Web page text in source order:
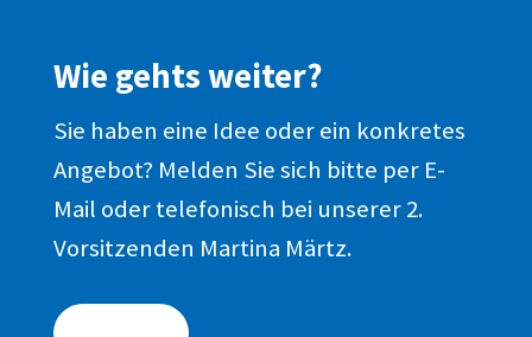
Wie gehts weiter?
Sie haben eine Idee oder ein konkretes
Angebot? Melden Sie sich bitte per E-
Mail oder telefonisch bei unserer 2.
Vorsitzenden Martina Märtz.